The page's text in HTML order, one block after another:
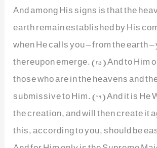
And among His signs is that the
earth remain established by His
when He calls you – from the earth
thereupon emerge. (25) And to Him
those who are in the heavens and
submissive to Him. (26) And it is He
the creation, and will then create it
this, according to you, should be